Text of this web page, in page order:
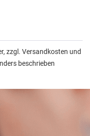
zzgl. Versandkosten und
beschrieben